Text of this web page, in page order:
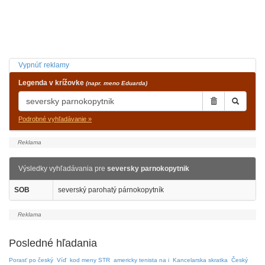
Vypnúť reklamy
Legenda v krížovke (napr. meno Eduarda)
Podrobné vyhľadávanie »
Výsledky vyhľadávania pre seversky parnokopytnik
SOB severský parohatý párnokopytník
Posledné hľadania
Porasť po český Víď kod meny STR americky tenista na i Kancelarska skratka Český